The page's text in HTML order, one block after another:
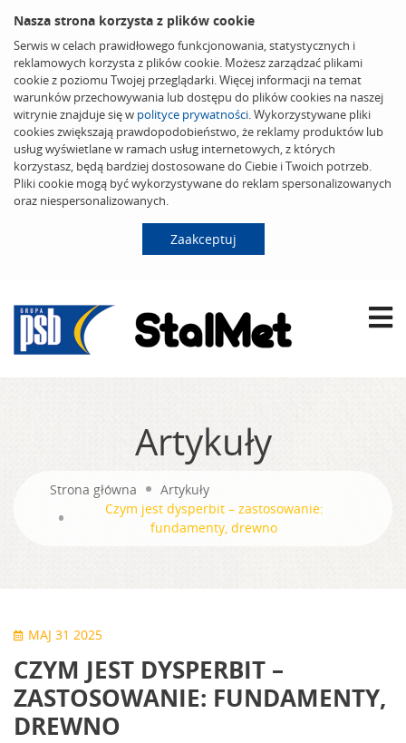
Nasza strona korzysta z plików cookie
Serwis w celach prawidłowego funkcjonowania, statystycznych i
reklamowych korzysta z plików cookie. Możesz zarządzać plikami
cookie z poziomu Twojej przeglądarki. Więcej informacji na temat
warunków przechowywania lub dostępu do plików cookies na naszej
witrynie znajduje się w polityce prywatności. Wykorzystywane pliki
cookies zwiększają prawdopodobieństwo, że reklamy produktów lub
usług wyświetlane w ramach usług internetowych, z których
korzystasz, będą bardziej dostosowane do Ciebie i Twoich potrzeb.
Pliki cookie mogą być wykorzystywane do reklam spersonalizowanych
oraz niespersonalizowanych.
Zaakceptuj
Artykuły
Strona główna
Artykuły
Czym jest dysperbit – zastosowanie:
fundamenty, drewno
MAJ 31 2025
CZYM JEST DYSPERBIT –
ZASTOSOWANIE: FUNDAMENTY,
DREWNO